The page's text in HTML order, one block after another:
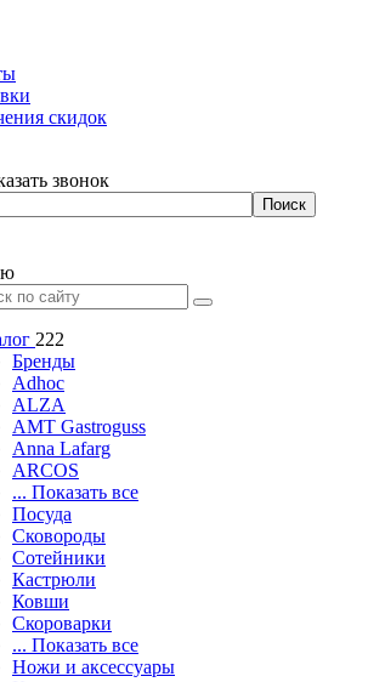
скидок
звонок
222
Бренды
Adhoc
ALZA
AMT Gastroguss
Anna Lafarg
ARCOS
... Показать все
Посуда
Сковороды
Сотейники
Кастрюли
Ковши
Скороварки
... Показать все
Ножи и аксессуары